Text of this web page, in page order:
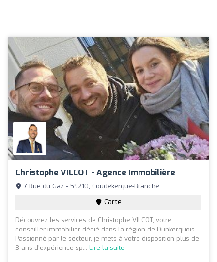
Christophe VILCOT - Agence Immobilière
7 Rue du Gaz - 59210, Coudekerque-Branche
Carte
Découvrez les services de Christophe VILCOT, votre
conseiller immobilier dédié dans la région de Dunkerquois.
Passionné par le secteur, je mets à votre disposition plus de
3 ans d'expérience sp... Lire la suite